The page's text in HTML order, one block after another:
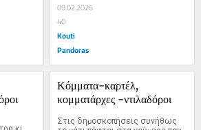
09.02.2026
40
Kouti
Pandoras
Κόμματα-καρτέλ,
κομματάρχες -ντιλαδόροι
Στις δηµοσκοπήσεις συνήθως